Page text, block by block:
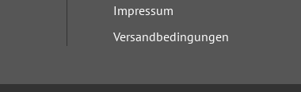
Impressum
Versandbedingungen